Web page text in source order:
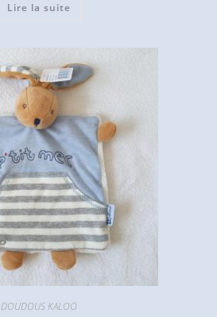
Lire la suite
DOUDOUS KALOO